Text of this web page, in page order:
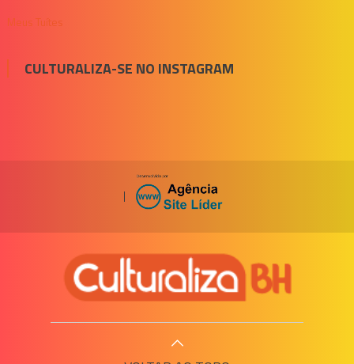
Meus Tuítes
CULTURALIZA-SE NO INSTAGRAM
|